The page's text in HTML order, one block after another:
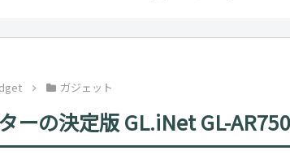
ガジェット
ーの決定版 GL.iNet GL-